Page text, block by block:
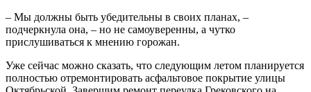
– Мы должны быть убедительны в своих планах, –
подчеркнула она, – но не самоуверенны, а чутко
прислушиваться к мнению горожан.
Уже сейчас можно сказать, что следующим летом планируется
полностью отремонтировать асфальтовое покрытие улицы